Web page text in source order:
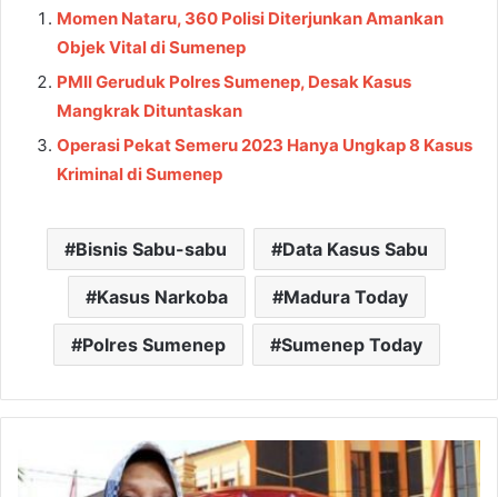
Momen Nataru, 360 Polisi Diterjunkan Amankan
Objek Vital di Sumenep
PMII Geruduk Polres Sumenep, Desak Kasus
Mangkrak Dituntaskan
Operasi Pekat Semeru 2023 Hanya Ungkap 8 Kasus
Kriminal di Sumenep
Bisnis Sabu-sabu Data Kasus Sabu
Kasus Narkoba Madura Today
Polres Sumenep Sumenep Today